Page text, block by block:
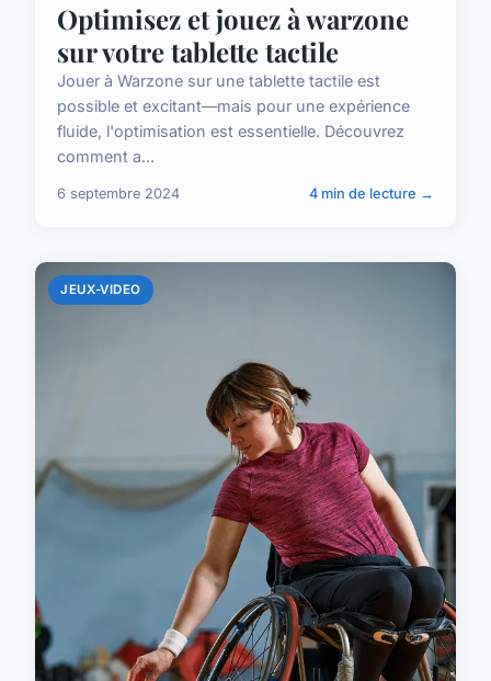
Optimisez et jouez à warzone
sur votre tablette tactile
Jouer à Warzone sur une tablette tactile est
possible et excitant—mais pour une expérience
fluide, l'optimisation est essentielle. Découvrez
comment a...
6 septembre 2024 4 min de lecture →
JEUX-VIDEO